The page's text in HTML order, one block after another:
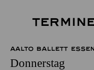
AALTO BALLETT
Donnerstag